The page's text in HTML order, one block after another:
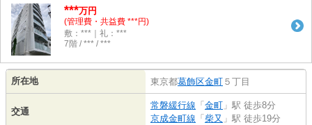
***万円
(管理費・共益費 ***円)
敷：***｜礼：***
7階 / *** / ***
所在地 東京都葛飾区金町 ５丁目
交通
常磐緩行線 「 金町 」駅 徒歩8分
京成金町線 「 柴又 」駅 徒歩19分